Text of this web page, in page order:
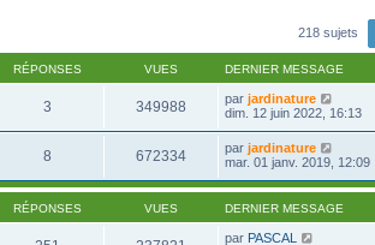
218 sujets
RÉPONSES VUES DERNIER MESSAGE
3 349988 par jardinature
dim. 12 juin 2022, 16:13
8 672334 par jardinature
mar. 01 janv. 2019, 12:09
RÉPONSES VUES DERNIER MESSAGE
par PASCAL